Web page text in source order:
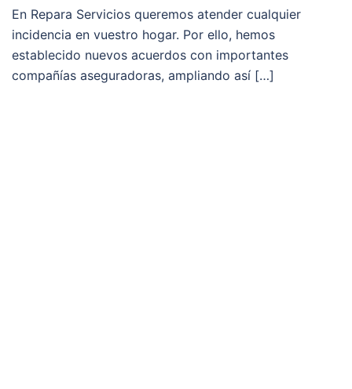
En Repara Servicios queremos atender cualquier
incidencia en vuestro hogar. Por ello, hemos
establecido nuevos acuerdos con importantes
compañías aseguradoras, ampliando así […]